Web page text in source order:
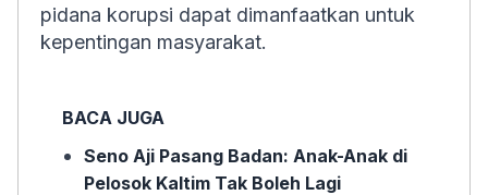
pidana korupsi dapat dimanfaatkan untuk
kepentingan masyarakat.
BACA JUGA
Seno Aji Pasang Badan: Anak-Anak di
Pelosok Kaltim Tak Boleh Lagi